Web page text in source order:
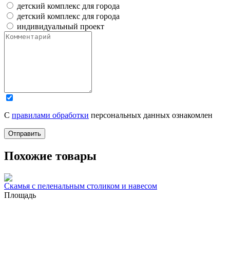
детский комплекс для города
детский комплекс для города
индивидуальный проект
С правилами обработки персональных данных ознакомлен
Отправить
Похожие товары
Скамья с пеленальным столиком и навесом
Площадь